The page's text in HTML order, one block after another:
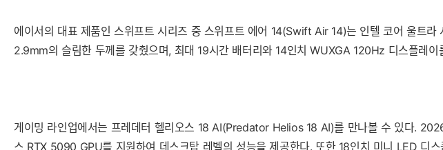
에이서의 대표 제품인 스위프트 시리즈 중 스위프트 에어 14(Swift Air 14)는 인텔 코어 울트
2.9mm의 슬림한 두께를 갖췄으며, 최대 19시간 배터리와 14인치 WUXGA 120Hz 디스플레
게이밍 라인업에서는 프레데터 헬리오스 18 AI(Predator Helios 18 AI)를 만나볼 수 있다.
스 RTX 5090 GPU를 지원하여 데스크탑 레벨의 성능을 제공한다. 또한 18인치 미니 LED